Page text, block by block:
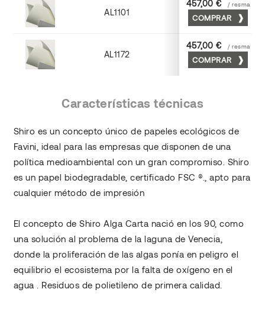
AL1101
Marfil
457,00 € / resma
COMPRAR
AL1172
Blanco
457,00 € / resma
COMPRAR
Características técnicas
Shiro es un concepto único de papeles ecológicos de
Favini, ideal para las empresas que disponen de una
política medioambiental con un gran compromiso. Shiro
es un papel biodegradable, certificado FSC ®., apto para
cualquier método de impresión
El concepto de Shiro Alga Carta nació en los 90, como
una solución al problema de la laguna de Venecia,
donde la proliferación de las algas ponía en peligro el
equilibrio el ecosistema por la falta de oxígeno en el
agua . Residuos de polietileno de primera calidad.